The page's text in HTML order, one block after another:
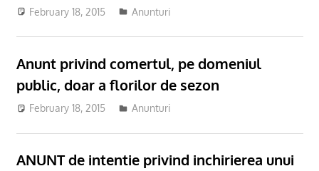
February 18, 2015 Anunturi
Anunt privind comertul, pe domeniul
public, doar a florilor de sezon
February 18, 2015 Anunturi
ANUNT de intentie privind inchirierea unui